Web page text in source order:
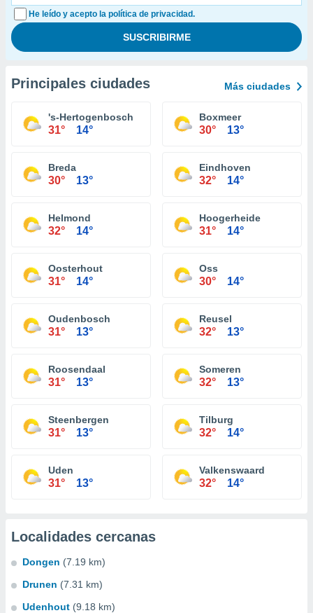
He leído y acepto la política de privacidad.
Principales ciudades Más ciudades
's-Hertogenbosch
31° 14°
Boxmeer
30° 13°
Breda
30° 13°
Eindhoven
32° 14°
Helmond
32° 14°
Hoogerheide
31° 14°
Oosterhout
31° 14°
Oss
30° 14°
Oudenbosch
31° 13°
Reusel
32° 13°
Roosendaal
31° 13°
Someren
32° 13°
Steenbergen
31° 13°
Tilburg
32° 14°
Uden
31° 13°
Valkenswaard
32° 14°
Localidades cercanas
Dongen (7.19 km)
Drunen (7.31 km)
Udenhout (9.18 km)